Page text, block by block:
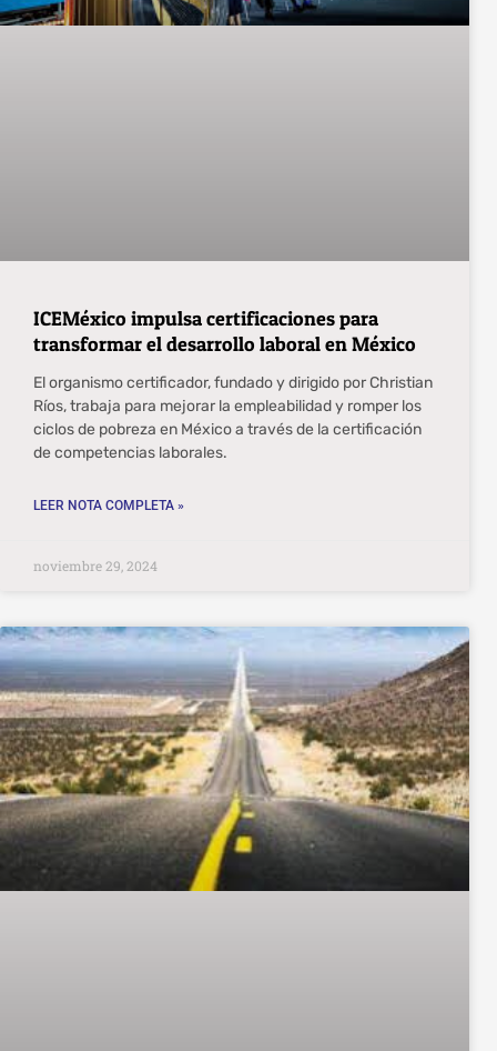
ICEMéxico impulsa certificaciones para
transformar el desarrollo laboral en México
El organismo certificador, fundado y dirigido por Christian
Ríos, trabaja para mejorar la empleabilidad y romper los
ciclos de pobreza en México a través de la certificación
de competencias laborales.
LEER NOTA COMPLETA »
noviembre 29, 2024